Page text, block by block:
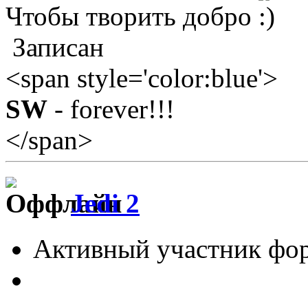
Чтобы творить добро
Записан
<span style='color:blue'>
SW - forever!!!
</span>
Jedi 2
Активный участник